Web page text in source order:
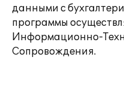
данными с
программы
Информационно-
Сопровождения.